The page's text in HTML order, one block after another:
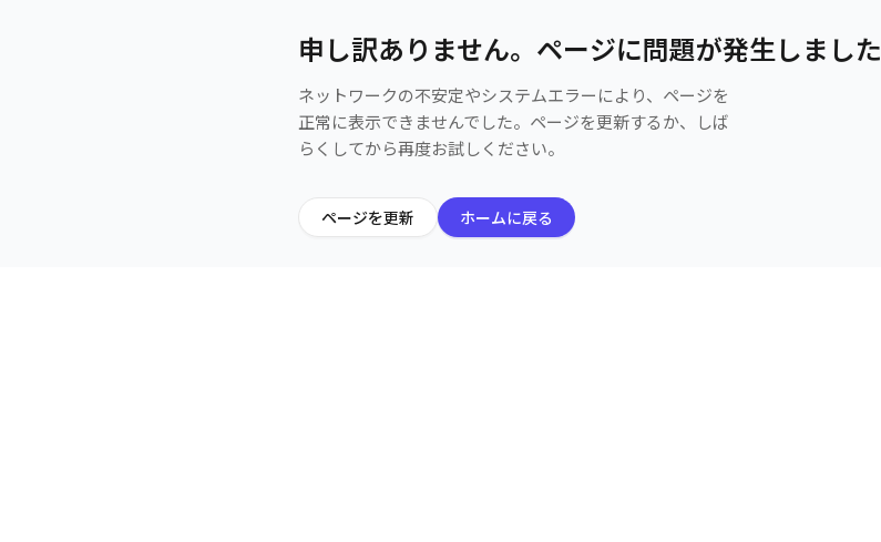
申し訳ありません。ページに問題が発生しました
ネットワークの不安定やシステムエラーにより、ページを
正常に表示できませんでした。ページを更新するか、しば
らくしてから再度お試しください。
ページを更新 ホームに戻る